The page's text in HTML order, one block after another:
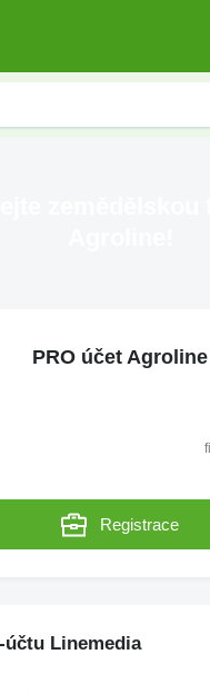
PRO účet Agroline
Registrace
účtu Linemedia